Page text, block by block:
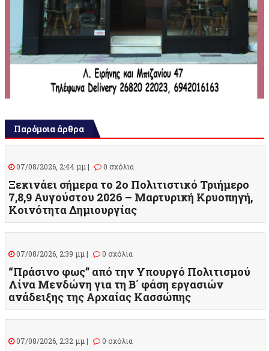
Παρόμοια άρθρα
07/08/2026, 2:44 μμ | 0 σχόλια
Ξεκινάει σήμερα το 2ο Πολιτιστικό Τριήμερο
7,8,9 Αυγούστου 2026 – Μαρτυρική Κρυοπηγή,
Κοινότητα Δημιουργίας
07/08/2026, 2:39 μμ | 0 σχόλια
“Πράσινο φως” από την Υπουργό Πολιτισμού
Λίνα Μενδώνη για τη Β΄ φάση εργασιών
ανάδειξης της Αρχαίας Κασσώπης
07/08/2026, 2:32 μμ | 0 σχόλια